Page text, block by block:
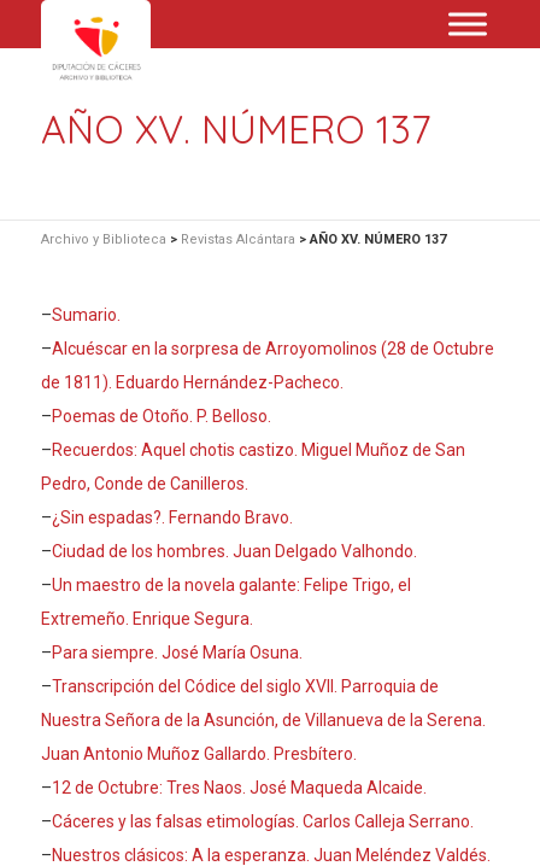
AÑO XV. NÚMERO 137
Archivo y Biblioteca > Revistas Alcántara >AÑO XV. NÚMERO 137
–Sumario.
–Alcuéscar en la sorpresa de Arroyomoli­nos (28 de Octubre
de 1811). Eduardo Hernández-Pacheco.
–Poemas de Otoño. P. Belloso.
–Recuerdos: Aquel chotis castizo. Miguel Muñoz de San
Pedro, Conde de Canilleros.
–¿Sin espadas?. Fernando Bravo.
–Ciudad de los hombres. Juan Delgado Valhondo.
–Un maestro de la novela galante: Felipe Trigo, el
Extremeño. Enrique Segura.
–Para siempre. José María Osuna.
–Transcripción del Códice del siglo XVII. Parroquia de
Nuestra Señora de la Asunción, de Villanueva de la Serena.
Juan Antonio Muñoz Gallardo. Presbítero.
–12 de Octubre: Tres Naos. José Maqueda Alcaide.
–Cáceres y las falsas etimologías. Carlos Calleja Serrano.
–Nuestros clásicos: A la esperanza. Juan Meléndez Valdés.